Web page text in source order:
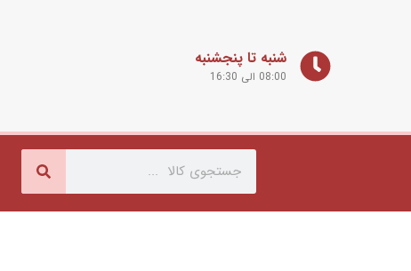
شنبه تا پنجشنبه
08:00 الی 16:30